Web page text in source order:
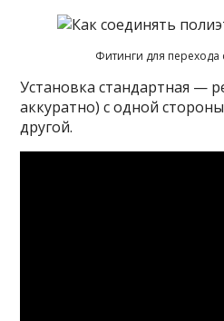
Фитинги для перехода
Установка стандартная —
аккуратно) с одной
другой.